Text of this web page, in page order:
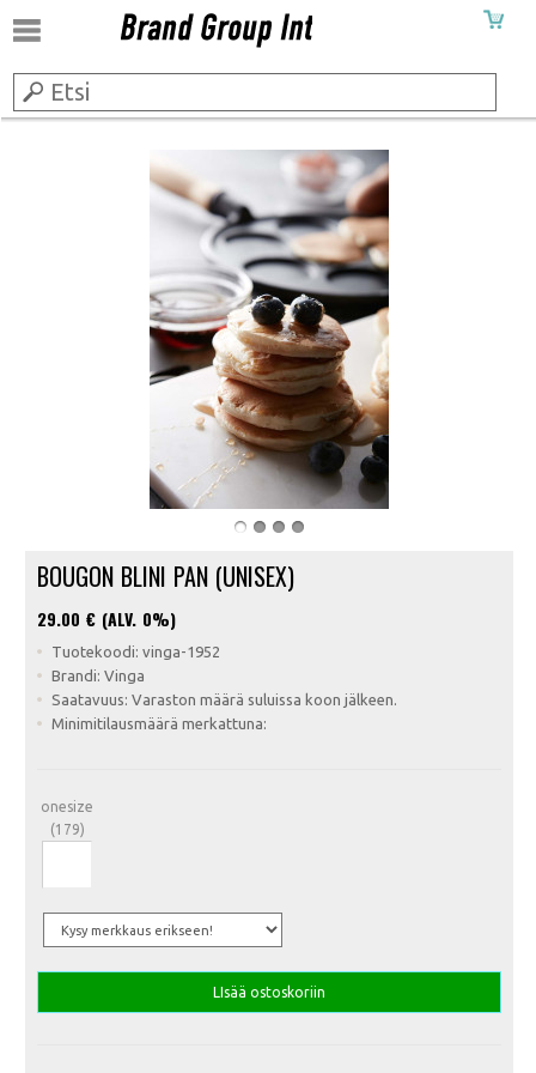
BOUGON BLINI PAN (UNISEX)
29.00 € (ALV. 0%)
Tuotekoodi: vinga-1952
Brandi: Vinga
Saatavuus: Varaston määrä suluissa koon jälkeen.
Minimitilausmäärä merkattuna:
onesize
(179)
LIsää ostoskoriin